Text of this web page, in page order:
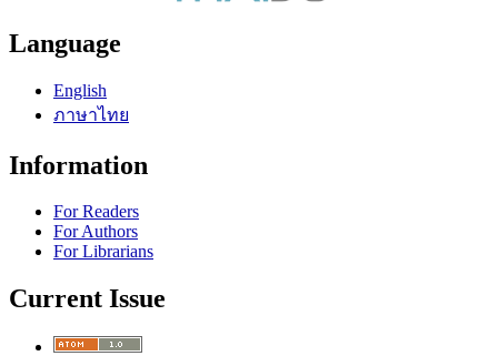
Language
English
ภาษาไทย
Information
For Readers
For Authors
For Librarians
Current Issue